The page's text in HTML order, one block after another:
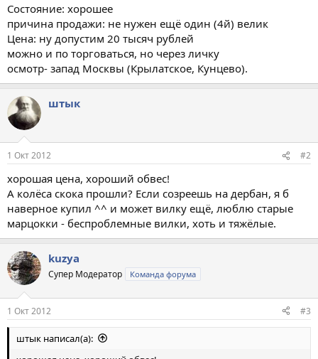
Состояние: хорошее
причина продажи: не нужен ещё один (4й) велик
Цена: ну допустим 20 тысяч рублей
можно и по торговаться, но через личку
осмотр- запад Москвы (Крылатское, Кунцево).
штык
1 Окт 2012 #2
хорошая цена, хороший обвес!
А колёса скока прошли? Если созреешь на дербан, я б
наверное купил ^^ и может вилку ещё, люблю старые
марцокки - беспроблемные вилки, хоть и тяжёлые.
kuzya
Супер Модератор Команда форума
1 Окт 2012 #3
штык написал(а):